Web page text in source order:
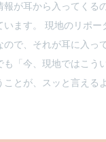
報が耳から入ってくる
います。 現地のリポー
ので、それが耳に入っ
も「今、現地ではこう
ことが、スッと言える